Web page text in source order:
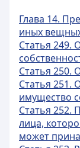
Глава 14.
иных
Статья 249.
Статья 250.
Статья 251.
имущество
Статья 252.
лица,
может